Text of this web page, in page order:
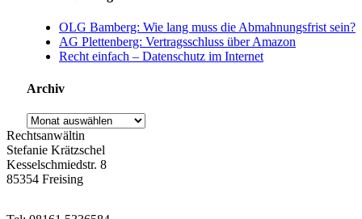
OLG Bamberg: Wie lang muss die Abmahnungsfrist sein?
AG Plettenberg: Vertragsschluss über Amazon
Recht einfach – Datenschutz im Internet
Archiv
Archiv
Rechtsanwältin
Stefanie Krätzschel
Kesselschmiedstr. 8
85354 Freising